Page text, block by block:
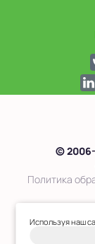
©
Политика
Используя наш